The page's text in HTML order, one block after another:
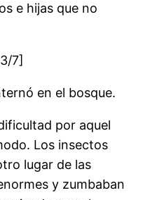
e hijas que no
7]
en el bosque.
por aquel
Los insectos
lugar de las
y zumbaban